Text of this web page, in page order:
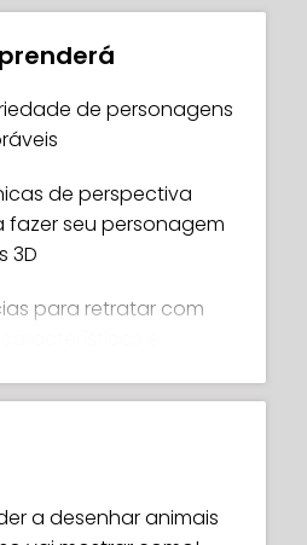
de personagens
de perspectiva
fazer seu personagem
3D
para retratar com
e
do
para criar roupas e
a desenhar animais